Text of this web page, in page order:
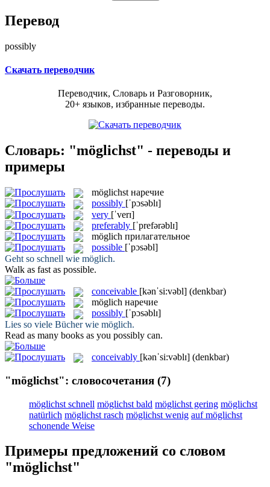
Перевод
possibly
Скачать переводчик
Переводчик, Словарь и Разговорник,
20+ языков, избранные переводы.
Словарь: "möglichst" - переводы и
примеры
möglichst наречие
possibly [ˈpɔsəblɪ]
very [ˈverɪ]
preferably [ˈprefərəblɪ]
möglich прилагательное
possible [ˈpɔsəbl]
Geht so schnell wie möglich.
Walk as fast as possible.
conceivable [kənˈsi:vəbl] (denkbar)
möglich наречие
possibly [ˈpɔsəblɪ]
Lies so viele Bücher wie möglich.
Read as many books as you possibly can.
conceivably [kənˈsi:vəblɪ] (denkbar)
"möglichst": словосочетания (7)
möglichst schnell möglichst bald möglichst gering möglichst
natürlich möglichst rasch möglichst wenig auf möglichst
schonende Weise
Примеры предложений со словом
"möglichst"